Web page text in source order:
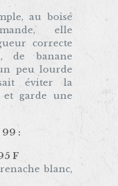
au boisé
elle
correcte
de banane
peu lourde
éviter la
garde une
:
F
blanc,